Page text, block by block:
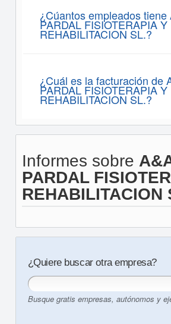
¿Cúantos empleados tiene
PARDAL FISIOTERAPIA Y
REHABILITACION SL.?
¿Cuál es la facturación de
PARDAL FISIOTERAPIA Y
REHABILITACION SL.?
Informes sobre
PARDAL
REHABILITACION
¿Quiere buscar otra empresa?
Busque gratis empresas, autónomos y